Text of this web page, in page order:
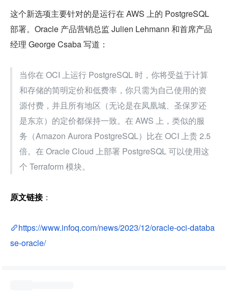
这个新选项主要针对的是运行在 AWS 上的 PostgreSQL
部署。Oracle 产品营销总监 Julien Lehmann 和首席产品
经理 George Csaba 写道：
当你在 OCI 上运行 PostgreSQL 时，你将受益于计算
和存储的简明定价和低费率，你只需为自己使用的资
源付费，并且所有地区（无论是在凤凰城、圣保罗还
是东京）的定价都保持一致。在 AWS 上，类似的服
务（Amazon Aurora PostgreSQL）比在 OCI 上贵 2.5
倍。在 Oracle Cloud 上部署 PostgreSQL 可以使用这
个 Terraform 模块。
原文链接：
https://www.infoq.com/news/2023/12/oracle-oci-databa
se-oracle/